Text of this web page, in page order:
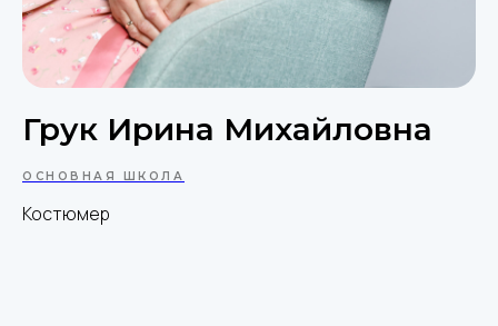
Грук Ирина Михайловна
ОСНОВНАЯ ШКОЛА
Костюмер